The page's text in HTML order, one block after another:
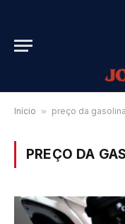
Início » preço da gasolina
PREÇO DA